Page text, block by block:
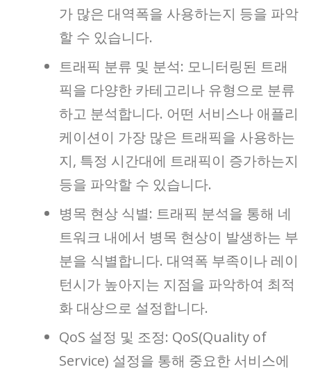
가 많은 대역폭을 사용하는지 등을 파악
할 수 있습니다.
트래픽 분류 및 분석: 모니터링된 트래
픽을 다양한 카테고리나 유형으로 분류
하고 분석합니다. 어떤 서비스나 애플리
케이션이 가장 많은 트래픽을 사용하는
지, 특정 시간대에 트래픽이 증가하는지
등을 파악할 수 있습니다.
병목 현상 식별: 트래픽 분석을 통해 네
트워크 내에서 병목 현상이 발생하는 부
분을 식별합니다. 대역폭 부족이나 레이
턴시가 높아지는 지점을 파악하여 최적
화 대상으로 설정합니다.
QoS 설정 및 조정: QoS(Quality of
Service) 설정을 통해 중요한 서비스에